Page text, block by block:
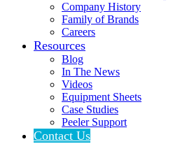
Company History
Family of Brands
Careers
Resources
Blog
In The News
Videos
Equipment Sheets
Case Studies
Peeler Support
Contact Us